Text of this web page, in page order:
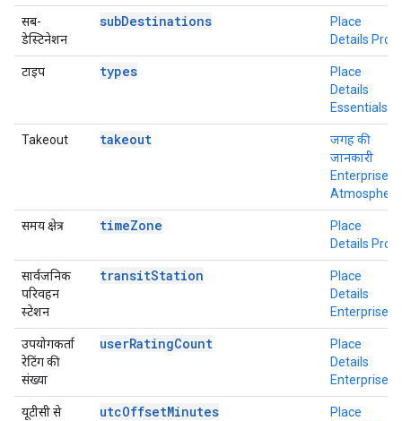
सब-
डेस्टिनेशन
subDestinations
Place
Details Pro
टाइप types
Place
Details
Essentials
Takeout takeout
जगह की
जानकारी
Enterprise +
Atmosphere
समय क्षेत्र timeZone
Place
Details Pro
सार्वजनिक
परिवहन
स्टेशन
transitStation
Place
Details
Enterprise
उपयोगकर्ता
रेटिंग की
संख्या
userRatingCount
Place
Details
Enterprise
यूटीसी से
utcOffsetMinutes
Place